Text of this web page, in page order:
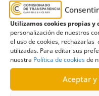
Utilizamos cookies propias y
personalización de nuestros
el uso de cookies,
utilizadas. Para editar sus
nuestra Política de cookiesde
Aceptar
información
Alajeró
bienes y
2020)